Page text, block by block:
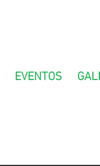
EVENTOS